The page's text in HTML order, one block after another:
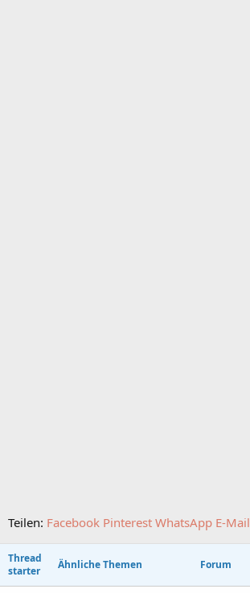
Teilen: Facebook Pinterest WhatsApp E-Mail
Thread
starter
Ähnliche Themen Forum